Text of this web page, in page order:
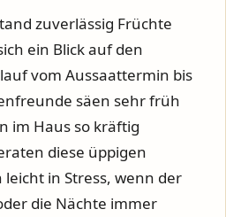
zuverlässig Früchte
ein Blick auf den
vom Aussaattermin bis
säen sehr früh
im Haus so kräftig
diese üppigen
in Stress, wenn der
die Nächte immer